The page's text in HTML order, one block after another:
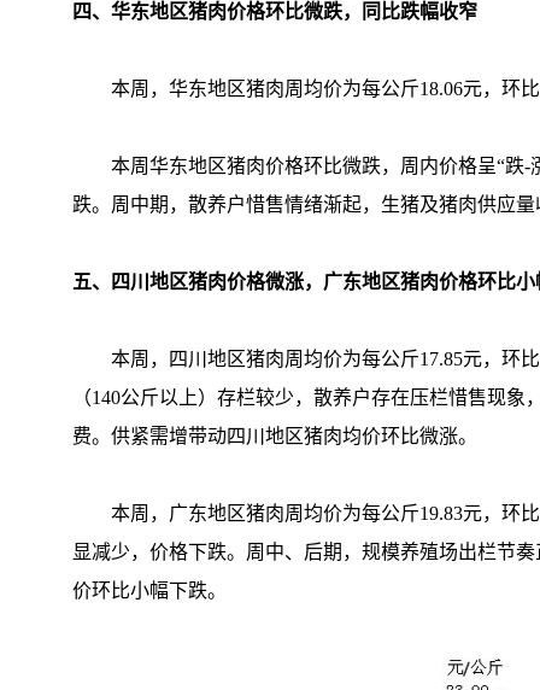
四、华东地区猪肉价格环比微跌，同比跌幅收窄
本周，华东地区猪肉周均价为每公斤18.06元，环比
本周华东地区猪肉价格环比微跌，周内价格呈“跌-
跌。周中期，散养户惜售情绪渐起，生猪及猪肉供应
五、四川地区猪肉价格微涨，广东地区猪肉价格环比
本周，四川地区猪肉周均价为每公斤17.85元，环比
（140公斤以上）存栏较少，散养户存在压栏惜售现
费。供紧需增带动四川地区猪肉均价环比微涨。
本周，广东地区猪肉周均价为每公斤19.83元，环比
显减少，价格下跌。周中、后期，规模养殖场出栏节
价环比小幅下跌。